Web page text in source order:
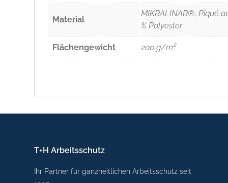
Material
MIKRALINAR®, Piqué
% Polyester
Flächengewicht 200 g/m²
T+H Arbeitsschutz
Ihr Partner für ganzheitlichen Arbeitsschutz seit